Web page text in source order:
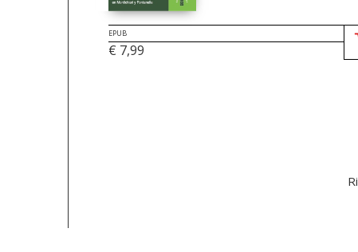
EPUB
€ 7,99